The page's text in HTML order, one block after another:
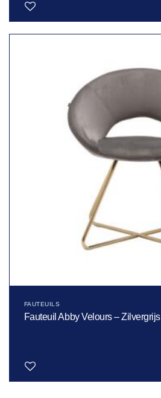
FAUTEUILS
Fauteuil Abby Velours – Zilvergrijs